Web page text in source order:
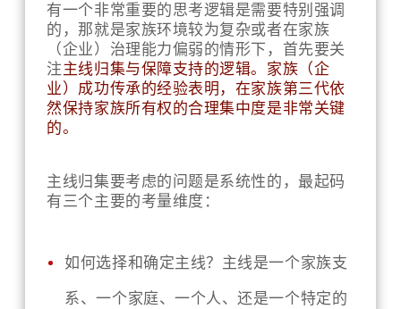
有一个非常重要的思考逻辑是需要特别强调
的，那就是家族环境较为复杂或者在家族
（企业）治理能力偏弱的情形下，首先要关
注主线归集与保障支持的逻辑。家族（企
业）成功传承的经验表明，在家族第三代依
然保持家族所有权的合理集中度是非常关键
的。
主线归集要考虑的问题是系统性的，最起码
有三个主要的考量维度：
如何选择和确定主线？主线是一个家族支
系、一个家庭、一个人、还是一个特定的